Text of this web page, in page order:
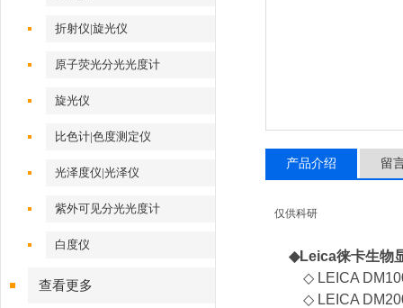
折射仪|旋光仪
原子荧光分光光度计
旋光仪
比色计|色度测定仪
光泽度仪|光泽仪
紫外可见分光光度计
白度仪
查看更多
产品介绍 留
仅供科研
◆Leica徕卡生物
◇ LEICA
◇ LEICA DM2000